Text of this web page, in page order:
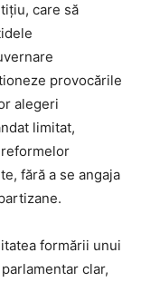
care să
provocările
alegeri
limitat,
fără a se angaja
formării unui
clar,